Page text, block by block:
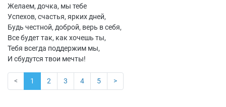
Желаем, дочка, мы тебе
Успехов, счастья, ярких дней,
Будь честной, доброй, верь в себя,
Все будет так, как хочешь ты,
Тебя всегда поддержим мы,
И сбудутся твои мечты!
< 1 2 3 4 5 >